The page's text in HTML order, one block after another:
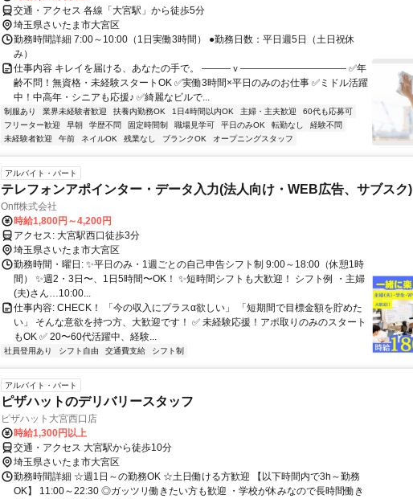
交通・アクセス 各線「大宮駅」から徒歩5分
埼玉県さいたま市大宮区
勤務時間詳細 7:00～10:00（1日実働3時間） ●勤務日数：平日週5日（土日祝休
み）
仕事内容 キレイを届ける、あなたの手で。 ―――ｖ――――――――――― ✅年
齢不問！無資格・未経験スタートOK ✅実働3時間×平日のみのお仕事 ✅ミドル活躍
中！中高年・シニアも応援♪ ✅綺麗なビルで...
制服あり 業界未経験者歓迎 扶養内勤務OK 1日4時間以内OK 主婦・主夫歓迎
60代も応募可
フリーター歓迎
早朝 学歴不問 固定時間制 職場見学可 平日のみOK 転勤なし
経験不問
未経験者歓迎
午前 ネイルOK 残業なし ブランクOK オープニングスタッフ
アルバイト・パート
テレフォンアポインター・データ入力(法人向け・WEB広告、サブスク)
Onff株式会社
時給1,800円～4,200円
アクセス: 大宮駅西口徒歩3分
埼玉県さいたま市大宮区
勤務時間・曜日: ✨平日のみ・1週ごとの自己申告シフト制 9:00～18:00（休憩1時
間） ✨週2・3日〜、1日5時間〜OK！ ✨短時間シフトも大歓迎！ シフト例 ・主婦
(夫)さん…10:00...
仕事内容: CHECK！ 「今の収入にプラスα欲しい」 「短期間で目標金額を貯めた
い」 そんな意欲を持つ方、大歓迎です！ ✅ 未経験応援！アポ取りのみのスタート
もOK ✅ 20〜60代活躍中、経験...
社員登用あり シフト自由 交通費支給 シフト制
アルバイト・パート
ピザハットのデリバリースタッフ
ピザハット大宮西口店
時給1,300円以上
交通・アクセス 大宮駅から徒歩10分
埼玉県さいたま市大宮区
勤務時間詳細 ☆週1日～の勤務OK ☆土日働ける方歓迎 【以下時間内で3h～勤務
OK】 11:00～22:30 ◎ガッツリ働きたい方も歓迎 ・学校が休みなので長時間働き